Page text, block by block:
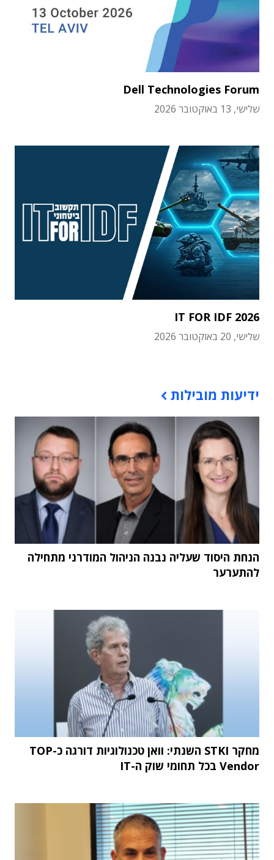
Dell Technologies Forum
שלישי, 13 באוקטובר 2026
IT FOR IDF 2026
שלישי, 20 באוקטובר 2026
ידיעות מובילות
הנחת היסוד שעליה נבנה הניהול המודרני מתחילה
להתערער
מחקר STKI השנתי: וואן טכנולוגיות דורגה כ-TOP
Vendor בכל תחומי שוק ה-IT